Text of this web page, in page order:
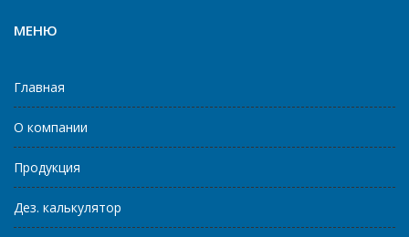
МЕНЮ
Главная
О компании
Продукция
Дез. калькулятор